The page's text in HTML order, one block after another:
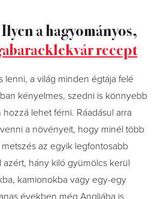
a hagyományos,
recept
lenni, a világ minden égtája felé
kényelmes, szedni is könnyebb
lehet férni. Ráadásul arra
a növényeit, hogy minél több
az egyik legfontosabb
azért, hány kiló gyümölcs kerül
kamionokba vagy egy-egy
években még Angliába is